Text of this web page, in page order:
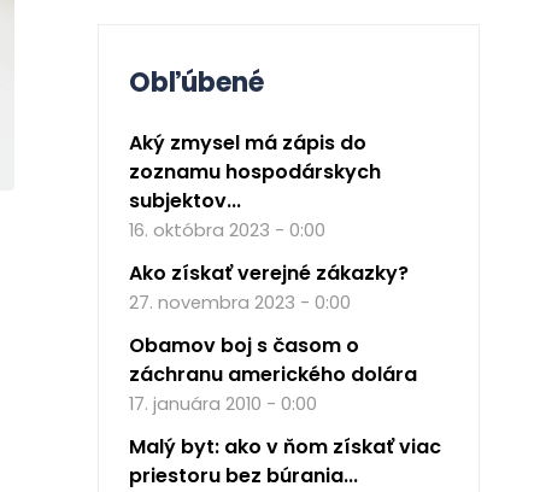
Obľúbené
Aký zmysel má zápis do
zoznamu hospodárskych
subjektov...
16. októbra 2023 - 0:00
Ako získať verejné zákazky?
27. novembra 2023 - 0:00
Obamov boj s časom o
záchranu amerického dolára
17. januára 2010 - 0:00
Malý byt: ako v ňom získať viac
priestoru bez búrania...